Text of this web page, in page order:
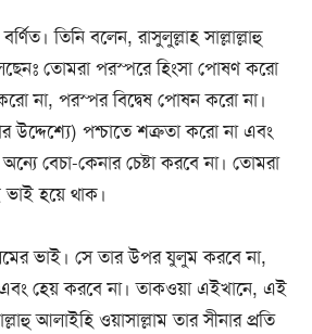
তিনি বলেন, রাসুলুল্লাহ সাল্লাল্লাহু
তোমরা পরস্পরে হিংসা পোষণ করো
না, পরস্পর বিদ্বেষ পোষন করো না।
উদ্দেশ্যে) পশ্চাতে শত্রুতা করো না এবং
বেচা-কেনার চেষ্টা করবে না। তোমরা
ভাই হয়ে থাক।
ভাই। সে তার উপর যুলুম করবে না,
হেয় করবে না। তাকওয়া এইখানে, এই
আলাইহি ওয়াসাল্লাম তার সীনার প্রতি